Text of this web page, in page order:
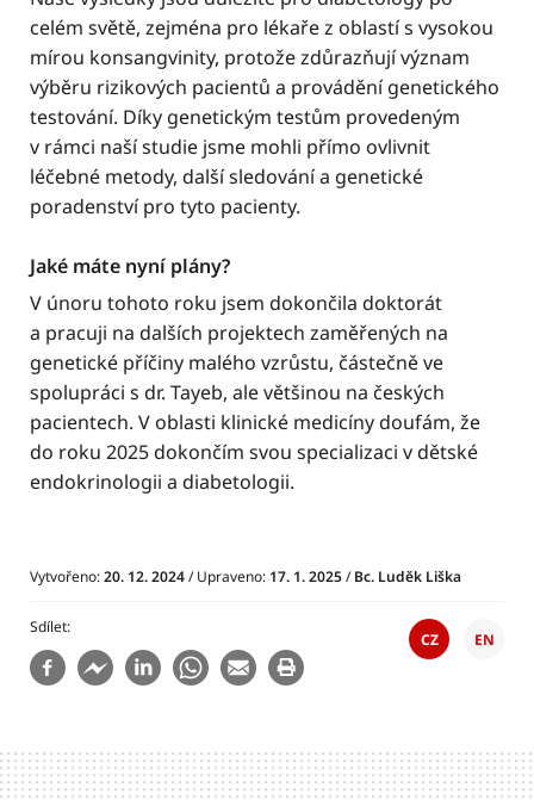
celém světě, zejména pro lékaře z oblastí s vysokou
mírou konsangvinity, protože zdůrazňují význam
výběru rizikových pacientů a provádění genetického
testování. Díky genetickým testům provedeným
v rámci naší studie jsme mohli přímo ovlivnit
léčebné metody, další sledování a genetické
poradenství pro tyto pacienty.
Jaké máte nyní plány?
V únoru tohoto roku jsem dokončila doktorát
a pracuji na dalších projektech zaměřených na
genetické příčiny malého vzrůstu, částečně ve
spolupráci s dr. Tayeb, ale většinou na českých
pacientech. V oblasti klinické medicíny doufám, že
do roku 2025 dokončím svou specializaci v dětské
endokrinologii a diabetologii.
Vytvořeno:20. 12. 2024/ Upraveno: 17. 1. 2025/Bc. Luděk Liška
Sdílet
CZ EN